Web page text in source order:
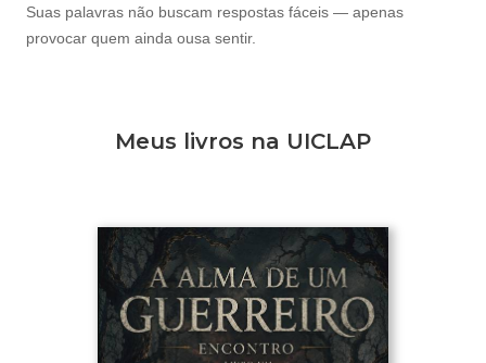
Suas palavras não buscam respostas fáceis — apenas
provocar quem ainda ousa sentir.
Meus livros na UICLAP